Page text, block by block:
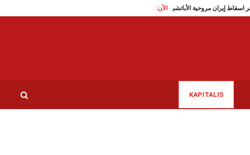
الآن:
على اثر اسقاط إيران مروحية الأباتشي الأمريكية، العدو يرد
KAPITALIS